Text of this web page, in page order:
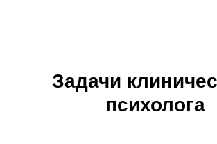
Задачи
психолога